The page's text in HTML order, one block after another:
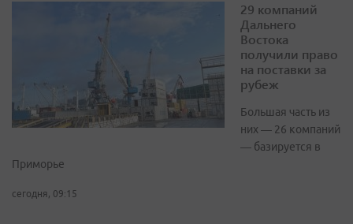
29 компаний
Дальнего
Востока
получили право
на поставки за
рубеж
Большая часть из
них — 26 компаний
— базируется в
Приморье
сегодня, 09:15